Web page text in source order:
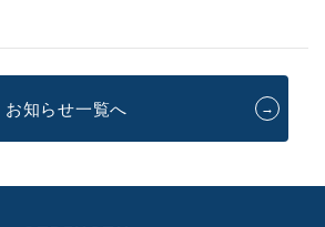
お知らせ一覧へ →